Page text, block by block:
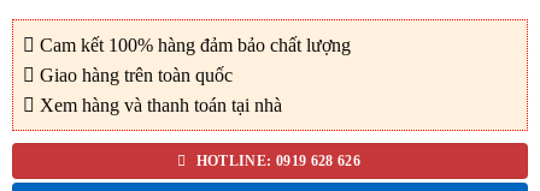
Cam kết 100% hàng đảm bảo chất lượng
Giao hàng trên toàn quốc
Xem hàng và thanh toán tại nhà
HOTLINE: 0919 628 626